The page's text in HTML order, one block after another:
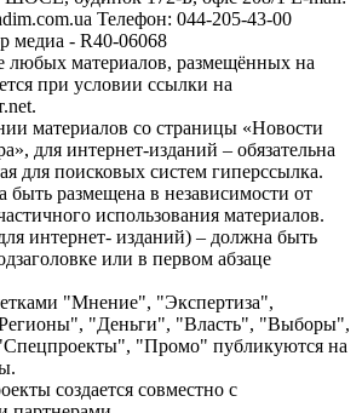
Телефон: 044-205-43-00
медиа - R40-06068
любых материалов, размещённых на
при условии ссылки на
материалов со страницы «Новости
для интернет-изданий – обязательна
для поисковых систем гиперссылка.
быть размещена в независимости от
использования материалов.
интернет- изданий) – должна быть
или в первом абзаце
"Мнение", "Экспертиза",
"Деньги", "Власть", "Выборы",
"Промо" публикуются на
создается совместно с